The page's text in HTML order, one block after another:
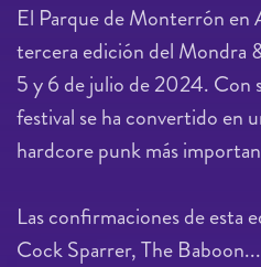
El Parque de Monterrón en
tercera edición del Mondra
5 y 6 de julio de 2024. Con
festival se ha convertido en
hardcore punk más
Las confirmaciones de esta
Cock Sparrer, The Baboon...